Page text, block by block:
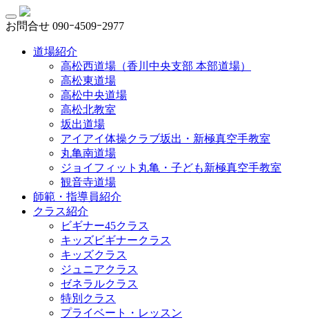
お問合せ 090ｰ4509ｰ2977
道場紹介
高松西道場（香川中央支部 本部道場）
高松東道場
高松中央道場
高松北教室
坂出道場
アイアイ体操クラブ坂出・新極真空手教室
丸亀南道場
ジョイフィット丸亀・子ども新極真空手教室
観音寺道場
師範・指導員紹介
クラス紹介
ビギナー45クラス
キッズビギナークラス
キッズクラス
ジュニアクラス
ゼネラルクラス
特別クラス
プライベート・レッスン